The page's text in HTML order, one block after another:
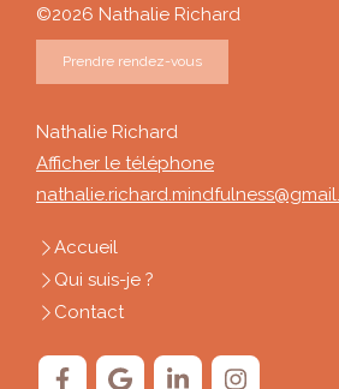
©2026 Nathalie Richard
Prendre rendez-vous
Nathalie Richard
Afficher le téléphone
Accueil
Qui suis-je ?
Contact